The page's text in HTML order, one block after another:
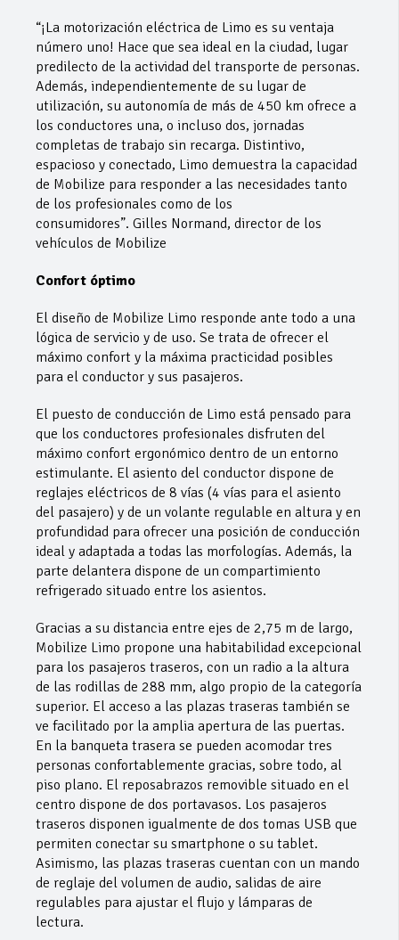
“¡La motorización eléctrica de Limo es su ventaja
número uno! Hace que sea ideal en la ciudad, lugar
predilecto de la actividad del transporte de personas.
Además, independientemente de su lugar de
utilización, su autonomía de más de 450 km ofrece a
los conductores una, o incluso dos, jornadas
completas de trabajo sin recarga. Distintivo,
espacioso y conectado, Limo demuestra la capacidad
de Mobilize para responder a las necesidades tanto
de los profesionales como de los
consumidores”. Gilles Normand, director de los
vehículos de Mobilize
Confort óptimo
El diseño de Mobilize Limo responde ante todo a una
lógica de servicio y de uso. Se trata de ofrecer el
máximo confort y la máxima practicidad posibles
para el conductor y sus pasajeros.
El puesto de conducción de Limo está pensado para
que los conductores profesionales disfruten del
máximo confort ergonómico dentro de un entorno
estimulante. El asiento del conductor dispone de
reglajes eléctricos de 8 vías (4 vías para el asiento
del pasajero) y de un volante regulable en altura y en
profundidad para ofrecer una posición de conducción
ideal y adaptada a todas las morfologías. Además, la
parte delantera dispone de un compartimiento
refrigerado situado entre los asientos.
Gracias a su distancia entre ejes de 2,75 m de largo,
Mobilize Limo propone una habitabilidad excepcional
para los pasajeros traseros, con un radio a la altura
de las rodillas de 288 mm, algo propio de la categoría
superior. El acceso a las plazas traseras también se
ve facilitado por la amplia apertura de las puertas.
En la banqueta trasera se pueden acomodar tres
personas confortablemente gracias, sobre todo, al
piso plano. El reposabrazos removible situado en el
centro dispone de dos portavasos. Los pasajeros
traseros disponen igualmente de dos tomas USB que
permiten conectar su smartphone o su tablet.
Asimismo, las plazas traseras cuentan con un mando
de reglaje del volumen de audio, salidas de aire
regulables para ajustar el flujo y lámparas de
lectura.